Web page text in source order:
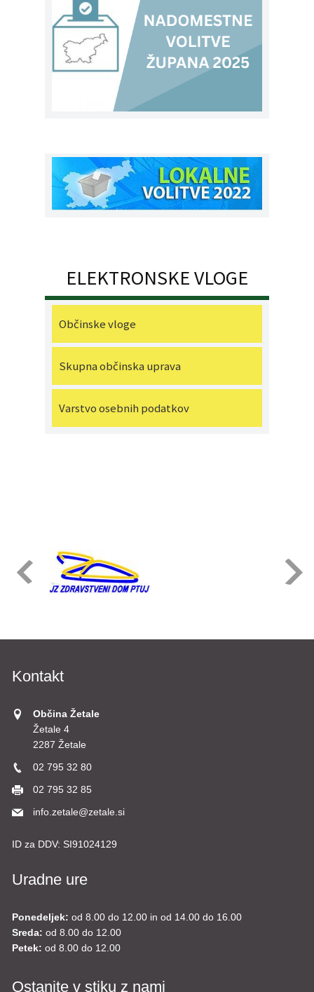
ELEKTRONSKE VLOGE
Občinske vloge
Skupna občinska uprava
Varstvo osebnih podatkov
Kontakt
Občina Žetale
Žetale 4
2287 Žetale
02 795 32 80
02 795 32 85
info.zetale@zetale.si
ID za DDV: SI91024129
Uradne ure
Ponedeljek: od 8.00 do 12.00 in od 14.00 do 16.00
Sreda: od 8.00 do 12.00
Petek: od 8.00 do 12.00
Ostanite v stiku z nami